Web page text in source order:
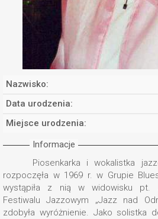
Nazwisko:
Data urodzenia:
Miejsce urodzenia:
Informacje
Piosenkarka i wokalistka
rozpoczęła w 1969 r. w Grupie
wystąpiła z nią w widowisku pt.
Festiwalu Jazzowym „Jazz nad
zdobyła wyróżnienie. Jako solistka